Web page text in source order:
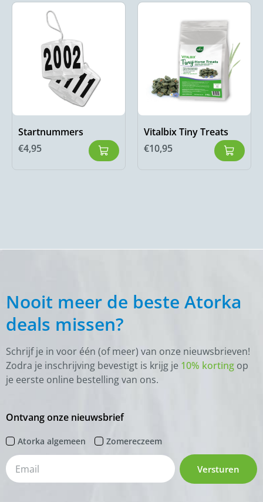
Startnummers
€4,95
Vitalbix Tiny Treats
€10,95
Nooit meer de beste Atorka
deals missen?
Schrijf je in voor één (of meer) van onze nieuwsbrieven!
Zodra je inschrijving bevestigt is krijg je 10% korting op
je eerste online bestelling van ons.
Ontvang onze nieuwsbrief
Atorka algemeen Zomereczeem
Versturen